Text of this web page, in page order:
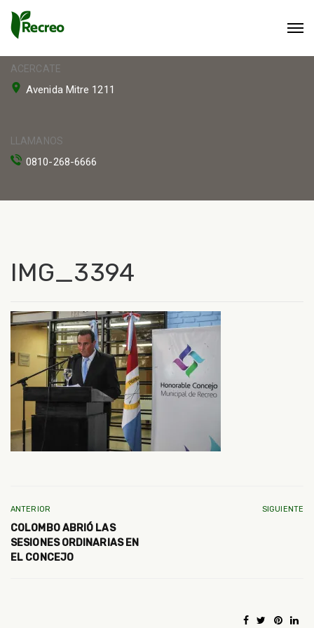
ACERCATE
Avenida Mitre 1211
LLAMANOS
0810-268-6666
IMG_3394
ANTERIOR
COLOMBO ABRIÓ LAS
SESIONES ORDINARIAS EN
EL CONCEJO
SIGUIENTE